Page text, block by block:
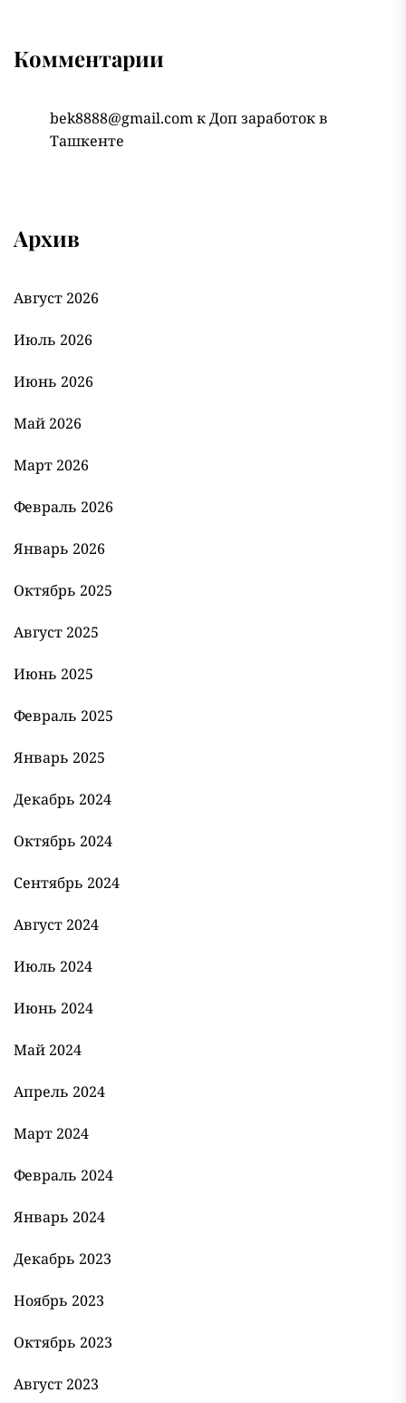
Комментарии
bek8888@gmail.comкДоп заработок в
Ташкенте
Архив
Август 2026
Июль 2026
Июнь 2026
Май 2026
Март 2026
Февраль 2026
Январь 2026
Октябрь 2025
Август 2025
Июнь 2025
Февраль 2025
Январь 2025
Декабрь 2024
Октябрь 2024
Сентябрь 2024
Август 2024
Июль 2024
Июнь 2024
Май 2024
Апрель 2024
Март 2024
Февраль 2024
Январь 2024
Декабрь 2023
Ноябрь 2023
Октябрь 2023
Август 2023